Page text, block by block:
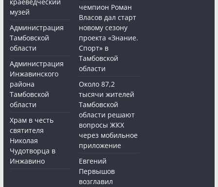
музей
Администрация
Тамбовской
области
Администрация
Инжавинского
района
Тамбовской
области
Храм в честь
святителя
Николая
Чудотворца в
Инжавино
чемпион Роман
Власов дал старт
новому сезону
проекта «Знание.
Спорт» в
Тамбовской
области
Около 87,2
тысячи жителей
Тамбовской
области решают
вопросы ЖКХ
через мобильное
приложение
Евгений
Первышов
возглавил